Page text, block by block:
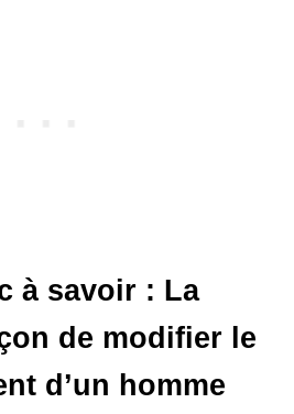
à savoir : La
de modifier le
d’un homme